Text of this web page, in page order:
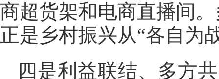
商超货架和电商直播间
正是乡村振兴从“各自为
四是利益联结、多方